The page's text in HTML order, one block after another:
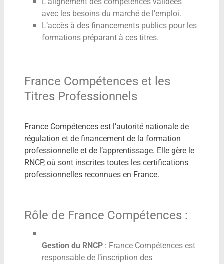
avec les besoins du marché de l’emploi.
L’accès à des financements publics pour les
formations préparant à ces titres.
France Compétences et les
Titres Professionnels
France Compétences est l’autorité nationale de
régulation et de financement de la formation
professionnelle et de l’apprentissage. Elle gère le
RNCP, où sont inscrites toutes les certifications
professionnelles reconnues en France.
Rôle de France Compétences :
Gestion du RNCP: France Compétences est
responsable de l’inscription des